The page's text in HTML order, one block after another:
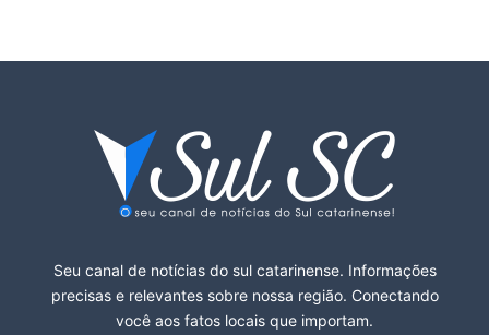
Seu canal de notícias do sul catarinense. Informações
precisas e relevantes sobre nossa região. Conectando
você aos fatos locais que importam.